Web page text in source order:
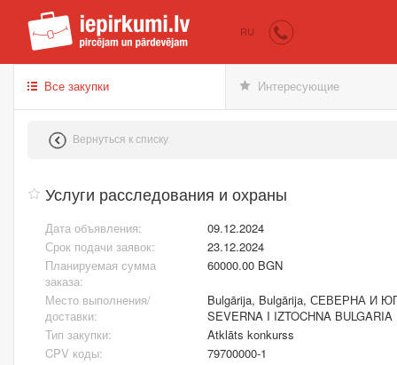
iepirkumi.lv
RU
Все закупки Интересующие
Вернуться к списку
Услуги расследования и охраны
Дата объявления:
09.12.2024
Срок подачи заявок:
23.12.2024
Планируемая сумма
заказа:
60000.00 BGN
Место выполнения/
доставки:
Bulgārija, Bulgārija, СЕВЕРНА И
SEVERNA I IZTOCHNA BULGARIA
Тип закупки:
Atklāts konkurss
CPV коды:
79700000-1